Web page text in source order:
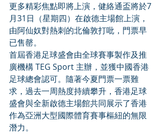
更多精彩焦點即將上演，健絡通盃將於7
月31日（星期四）在啟德主場館上演，
由阿仙奴對熱刺的北倫敦打吡，門票早
已售罄。
首屆香港足球盛會由全球賽事製作及推
廣機構 TEG Sport 主辦，並獲中國香港
足球總會認可。隨著今夏門票一票難
求，過去一周熱度持續攀升，香港足球
盛會與全新啟德主場館共同展示了香港
作為亞洲大型國際體育賽事樞紐的無限
潛力。